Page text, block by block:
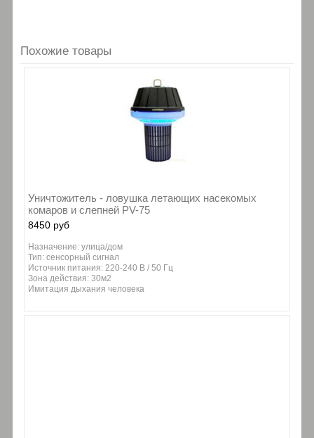
Похожие товары
Уничтожитель - ловушка летающих насекомых
комаров и слепней PV-75
8450 руб
Назначение: улица/дом
Тип: сенсорный сигнал
Источник питания: 220-240 В / 50 Гц
Зона действия: 30м2
Имитация дыхания человека